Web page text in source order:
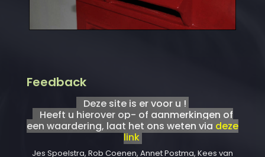
Feedback
Deze site is er voor u !
Heeft u hierover op- of aanmerkingen of
een waardering, laat het ons weten via deze
link
Jes Spoelstra, Rob Coenen, Annet Postma, Kees van